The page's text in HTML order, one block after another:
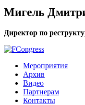
Мигель
Директор по
Мероприятия
Архив
Видео
Партнерам
Контакты